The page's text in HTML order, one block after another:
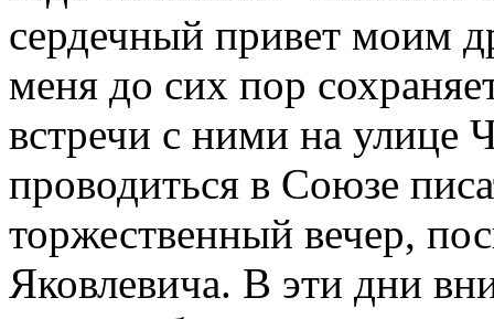
сердечный привет моим
меня до сих пор
встречи с ними на улице
проводиться в Союзе
торжественный вечер,
Яковлевича. В эти дни